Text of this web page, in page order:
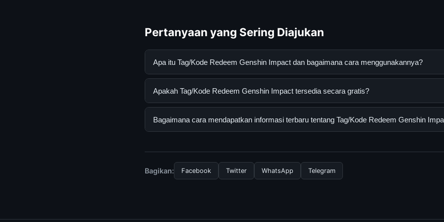
Pertanyaan yang Sering Diajukan
Apa itu Tag/Kode Redeem Genshin Impact dan bagaimana cara menggunakannya?
Tag/Kode Redeem Genshin Impact adalah layanan digital yang dirancang untuk
resmi dan mengikuti panduan yang tersedia.
Apakah Tag/Kode Redeem Genshin Impact tersedia secara gratis?
Ya, Tag/Kode Redeem Genshin Impact dapat diakses secara gratis oleh semua
Bagaimana cara mendapatkan informasi terbaru tentang Tag/Kode Redeem Genshin
terpercaya.
Bagikan: Facebook Twitter WhatsApp Telegram